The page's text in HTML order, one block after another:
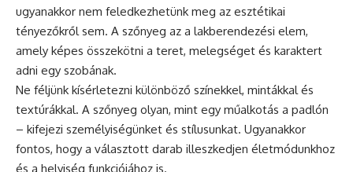
ugyanakkor nem feledkezhetünk meg az esztétikai
tényezőkről sem. A szőnyeg az a lakberendezési elem,
amely képes összekötni a teret, melegséget és karaktert
adni egy szobának.
Ne féljünk kísérletezni különböző színekkel, mintákkal és
textúrákkal. A szőnyeg olyan, mint egy műalkotás a padlón
– kifejezi személyiségünket és stílusunkat. Ugyanakkor
fontos, hogy a választott darab illeszkedjen életmódunkhoz
és a helyiség funkciójához is.